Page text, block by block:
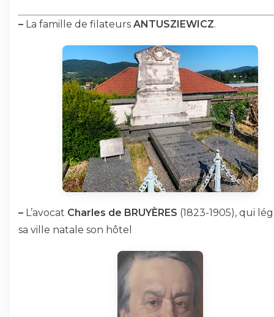
– La famille de filateurs ANTUSZIEWICZ.
– L’avocat Charles de BRUYÈRES (1823-1905), qui
sa ville natale son hôtel